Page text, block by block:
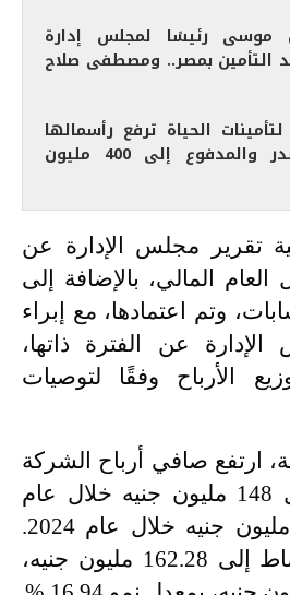
موسى رئيسًا لمجلس إدارة
التأمين بمصر.. ومصطفى صلاح
الحياة ترفع رأسمالها
المصدر والمدفوع إلى 400 مليون
تقرير مجلس الإدارة عن
المالي، بالإضافة إلى
وتم اعتمادها، مع إبراء
عن الفترة ذاتها،
الأرباح وفقًا لتوصيات
ارتفع صافي أرباح الشركة
بنسبة 22% ليسجل 148 مليون جنيه خلال عام
2025، مقابل 121 مليون جنيه خلال عام 2024.
كما زاد فائض النشاط إلى 162.28 مليون جنيه،